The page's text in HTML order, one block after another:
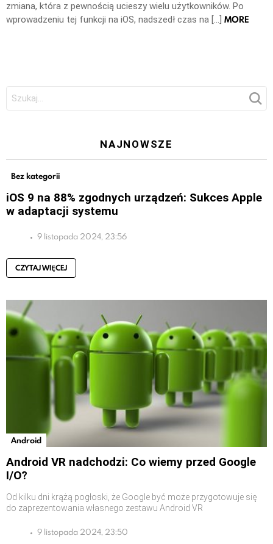
zmiana, która z pewnością ucieszy wielu użytkowników. Po
wprowadzeniu tej funkcji na iOS, nadszedł czas na […] MORE
Szukaj:
NAJNOWSZE
Bez kategorii
iOS 9 na 88% zgodnych urządzeń: Sukces Apple
w adaptacji systemu
9 listopada 2024, 23:56
CZYTAJ WIĘCEJ
Android
Android VR nadchodzi: Co wiemy przed Google
I/O?
Od kilku dni krążą pogłoski, że Google być może przygotowuje się
do zaprezentowania własnego zestawu Android VR
9 listopada 2024, 23:50